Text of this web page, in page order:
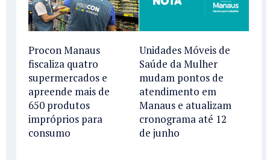
Procon Manaus
fiscaliza quatro
supermercados e
apreende mais de
650 produtos
impróprios para
consumo
Unidades Móveis de
Saúde da Mulher
mudam pontos de
atendimento em
Manaus e atualizam
cronograma até 12
de junho